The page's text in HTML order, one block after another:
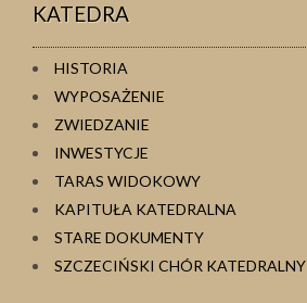
KATEDRA
HISTORIA
WYPOSAŻENIE
ZWIEDZANIE
INWESTYCJE
TARAS WIDOKOWY
KAPITUŁA KATEDRALNA
STARE DOKUMENTY
SZCZECIŃSKI CHÓR KATEDRALNY